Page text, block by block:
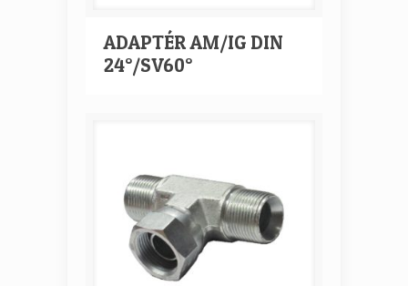
ADAPTÉR AM/IG DIN
24°/SV60°